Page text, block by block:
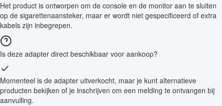
Het product is ontworpen om de console en de monitor aan te sluiten
op de sigarettenaansteker, maar er wordt niet gespecificeerd of extra
kabels zijn inbegrepen.
Is deze adapter direct beschikbaar voor aankoop?
Momenteel is de adapter uitverkocht, maar je kunt alternatieve
producten bekijken of je inschrijven om een melding te ontvangen bij
aanvulling.